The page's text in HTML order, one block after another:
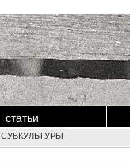
статьи
СУБКУЛЬТУРЫ